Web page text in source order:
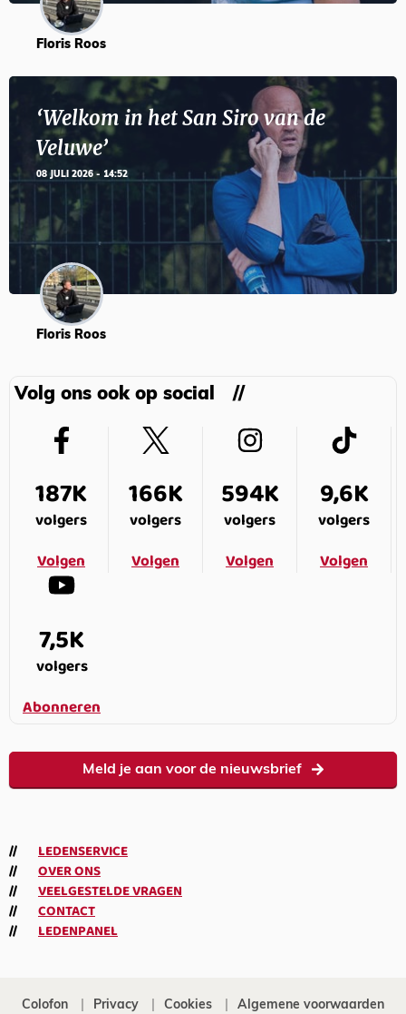
Floris Roos
‘Welkom in het San Siro van de
Veluwe’
08 JULI 2026 - 14:52
Floris Roos
Volg ons ook op social
187K
volgers
Volgen
166K
volgers
Volgen
594K
volgers
Volgen
9,6K
volgers
Volgen
7,5K
volgers
Abonneren
Meld je aan voor de nieuwsbrief
LEDENSERVICE
OVER ONS
VEELGESTELDE VRAGEN
CONTACT
LEDENPANEL
Colofon Privacy Cookies Algemene voorwaarden